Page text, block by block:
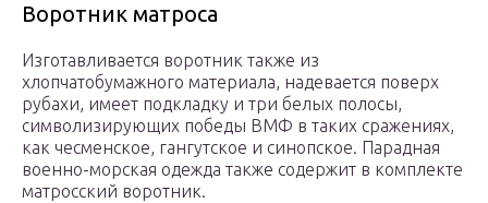
Воротник матроса
Изготавливается воротник также из
хлопчатобумажного материала, надевается поверх
рубахи, имеет подкладку и три белых полосы,
символизирующих победы ВМФ в таких сражениях,
как чесменское, гангутское и синопское. Парадная
военно-морская одежда также содержит в комплекте
матросский воротник.